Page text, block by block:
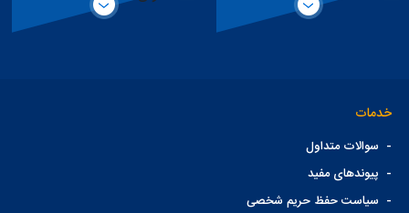
خدمات
- سوالات متداول
- پیوندهای مفید
- سیاست حفظ حریم شخصی